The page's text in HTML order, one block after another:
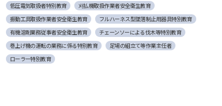
低圧電気取扱者特別教育
刈払機取扱作業者安全衛生教育
振動工具取扱作業者安全衛生教育
フルハーネス型墜落制止用器具特別教育
有機溶剤業務従事者安全衛生教育
チェーンソーによる伐木等特別教育
巻上げ機の運転の業務に係る特別教育
足場の組立て等作業主任者
ローラー特別教育